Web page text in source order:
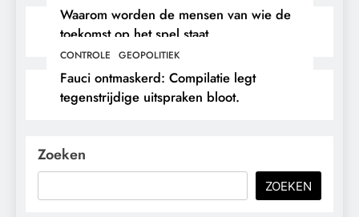
Waarom worden de mensen van wie de
toekomst op het spel staat,
buitengesloten?
CONTROLE GEOPOLITIEK
Fauci ontmaskerd: Compilatie legt
tegenstrijdige uitspraken bloot.
Zoeken
ZOEKEN